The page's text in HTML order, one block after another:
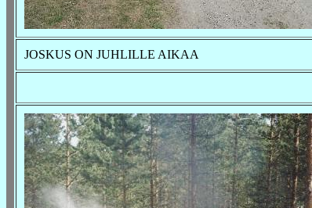
JOSKUS ON JUHLILLE AIKAA